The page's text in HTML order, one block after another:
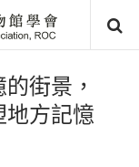
街景，
地方記憶